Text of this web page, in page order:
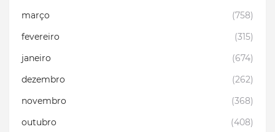
março
(758)
fevereiro
(315)
janeiro
(674)
dezembro
(262)
novembro
(368)
outubro
(408)